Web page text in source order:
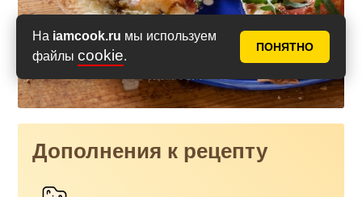
На iamcook.ru мы используем
файлы cookie.
ПОНЯТНО
Дополнения к рецепту